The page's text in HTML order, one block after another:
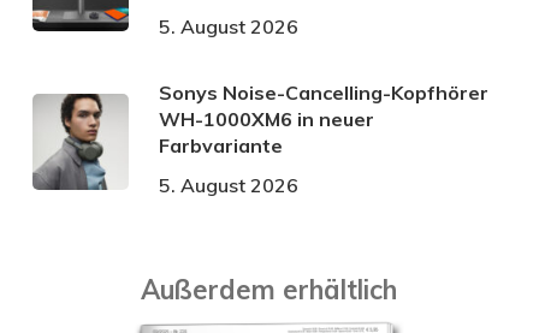
5. August 2026
Sonys Noise-Cancelling-Kopfhörer
WH-1000XM6 in neuer
Farbvariante
5. August 2026
Außerdem erhältlich